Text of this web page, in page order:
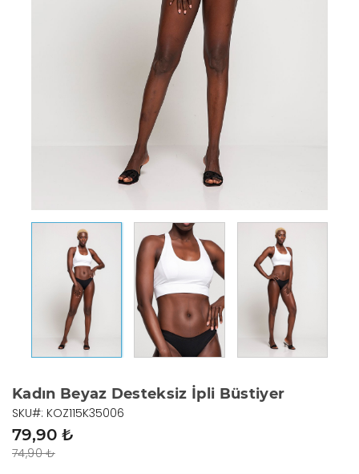
Kadın Beyaz Desteksiz İpli Büstiyer
74,90 ₺
79,90 ₺
SKU#: KOZ115K35006